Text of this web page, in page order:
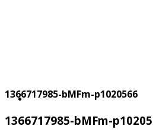
1366717985-bMFm-p1020566
1366717985-bMFm-